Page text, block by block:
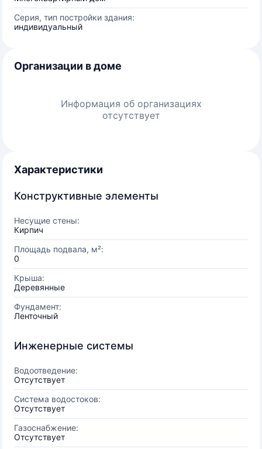
Серия, тип постройки здания:
индивидуальный
Организации в доме
Информация об организациях
отсутствует
Характеристики
Конструктивные элементы
Несущие стены:
Кирпич
Площадь подвала, м²:
0
Крыша:
Деревянные
Фундамент:
Ленточный
Инженерные системы
Водоотведение:
Отсутствует
Система водостоков:
Отсутствует
Газоснабжение:
Отсутствует